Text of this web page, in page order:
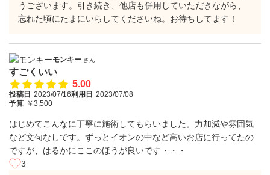
うございます。引き続き、他店も併用していただきながら、
忘れた頃にたまにいらしてくださいね。お待ちしてます！
モンキー さん
すごくいい
5.00
投稿日 2023/07/16利用日 2023/07/08
予算 ￥3,500
はじめてこんなに丁寧に施術してもらいました。力加減や雰囲気
など文句なしです。ずっとイオンの中など高いお店に行ってたの
ですが、はるかにここのほうが良いです・・・
3